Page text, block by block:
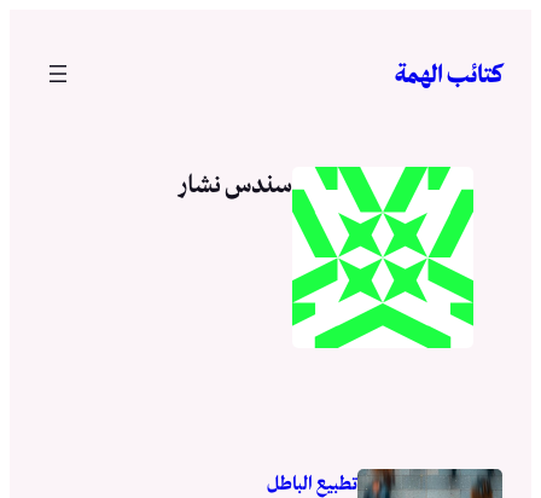
المحتوى
كتائب الهمة
سندس نشار
تطبيع الباطل